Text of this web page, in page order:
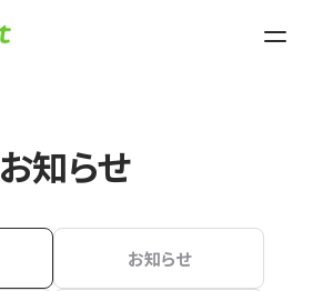
お知らせ
お知らせ